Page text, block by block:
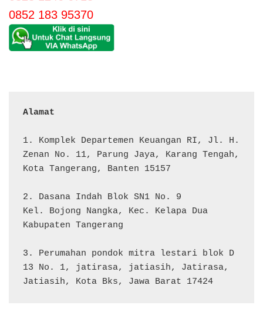
0852 183 95370
Alamat
1. Komplek Departemen Keuangan RI, Jl. H.
Zenan No. 11, Parung Jaya, Karang Tengah,
Kota Tangerang, Banten 15157
2. Dasana Indah Blok SN1 No. 9
Kel. Bojong Nangka, Kec. Kelapa Dua
Kabupaten Tangerang
3. Perumahan pondok mitra lestari blok D
13 No. 1, jatirasa, jatiasih, Jatirasa,
Jatiasih, Kota Bks, Jawa Barat 17424